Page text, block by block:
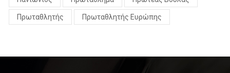
Πρωταθλητής Πρωταθλητής Ευρώπης